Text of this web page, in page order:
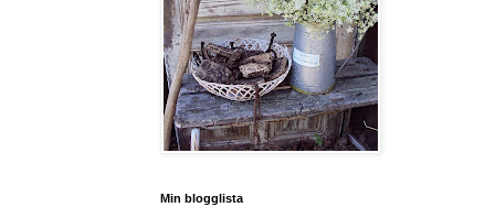
Min blogglista